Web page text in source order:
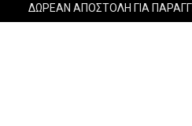
ΔΩΡΕΆΝ ΑΠΟΣΤΟΛΉ ΓΙΑ